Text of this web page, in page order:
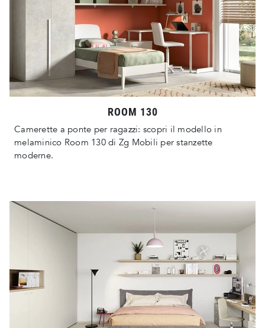
ROOM 130
Camerette a ponte per ragazzi: scopri il modello in
melaminico Room 130 di Zg Mobili per stanzette
moderne.